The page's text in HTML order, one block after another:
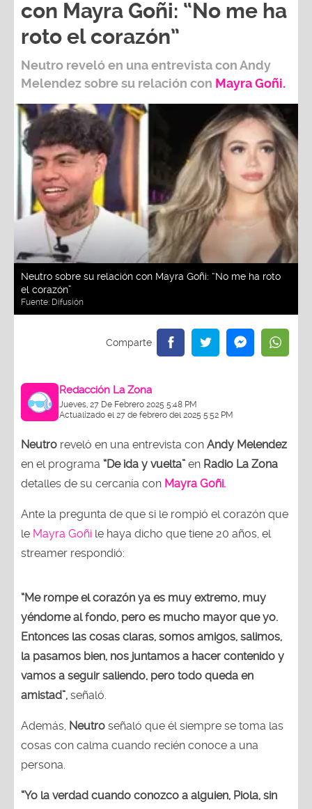
con Mayra Goñi: “No me ha
roto el corazón”
Neutro reveló en una entrevista conAndy
Melendezsobre su relación con Mayra Goñi.
Neutro sobre su relación con Mayra Goñi: “No me ha roto
el corazón”
Fuente: Difusión
Redacción La Zona
Jueves, 27 De Febrero 2025 5:48 PM
Actualizado el 27 de febrero del 2025 5:52 PM
Neutro reveló en una entrevista con Andy Melendez
en el programa “De ida y vuelta” en Radio La Zona
detalles de su cercanía con Mayra Goñi.
Ante la pregunta de que si le rompió el corazón que
le Mayra Goñi le haya dicho que tiene 20 años, el
streamer respondió:
“Me rompe el corazón ya es muy extremo, muy
yéndome al fondo, pero es mucho mayor que yo.
Entonces las cosas claras, somos amigos, salimos,
la pasamos bien, nos juntamos a hacer contenido y
vamos a seguir saliendo, pero todo queda en
amistad”, señaló.
Además, Neutro señaló que él siempre se toma las
cosas con calma cuando recién conoce a una
persona.
“Yo la verdad cuando conozco a alguien, Piola, sin